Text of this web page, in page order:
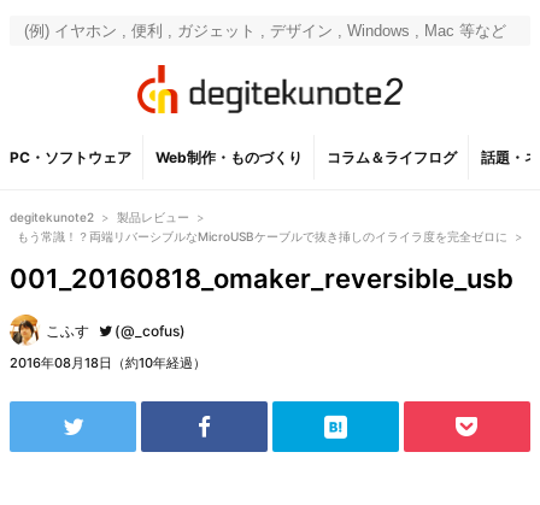
PC・ソフトウェア Web制作・ものづくり コラム＆ライフログ 話題・
degitekunote2 > 製品レビュー
>
もう常識！？両端リバーシブルなMicroUSBケーブルで抜き挿しのイライラ度を完全ゼロに
>
001_20160818_omaker_reversible_usb
こふす (@_cofus)
2016年08月18日（約10年経過）